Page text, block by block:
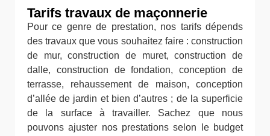
Tarifs travaux de maçonnerie
Pour ce genre de prestation, nos tarifs dépends
des travaux que vous souhaitez faire : construction
de mur, construction de muret, construction de
dalle, construction de fondation, conception de
terrasse, rehaussement de maison, conception
d’allée de jardin et bien d’autres ; de la superficie
de la surface à travailler. Sachez que nous
pouvons ajuster nos prestations selon le budget